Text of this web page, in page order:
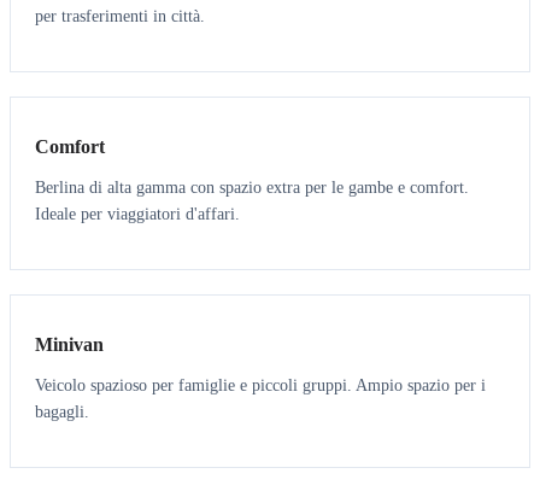
per trasferimenti in città.
3 3
Comfort
Berlina di alta gamma con spazio extra per le gambe e comfort.
Ideale per viaggiatori d'affari.
6 5
Minivan
Veicolo spazioso per famiglie e piccoli gruppi. Ampio spazio per i
bagagli.
7 7